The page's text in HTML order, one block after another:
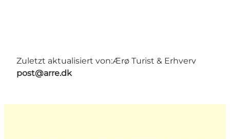
Zuletzt aktualisiert von:Ærø Turist & Erhverv
post@arre.dk